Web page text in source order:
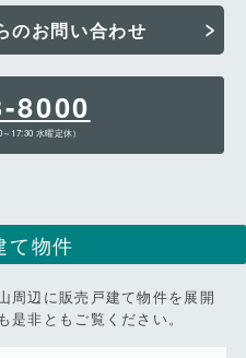
のお問い合わせ
8000
17:30 水曜定休）
て物件
周辺に販売戸建て物件を展開
非ともご覧ください。